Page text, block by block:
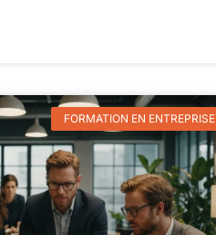
FORMATION EN ENTREPRISE